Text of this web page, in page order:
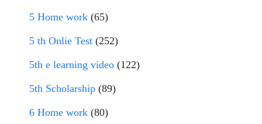
5 Home work (65)
5 th Onlie Test (252)
5th e learning video (122)
5th Scholarship (89)
6 Home work (80)